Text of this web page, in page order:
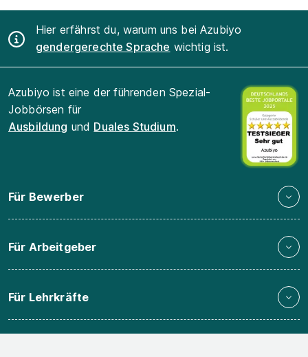
Hier erfährst du, warum uns bei Azubiyo
gendergerechte Sprache wichtig ist.
Azubiyo ist eine der führenden Spezial-
Jobbörsen für
Ausbildung und Duales Studium.
Für Bewerber
Für Arbeitgeber
Für Lehrkräfte